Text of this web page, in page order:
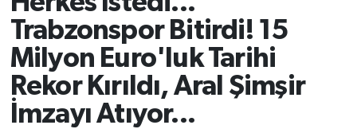
Trabzonspor Bitirdi! 15
Milyon Euro'luk Tarihi
Rekor Kırıldı, Aral Şimşir
İmzayı Atıyor...
Bandırma
Bigadiç
BİYOGRAFİLER
Balıkesir Trafik Yoğunluk Haritası
Süper Lig Puan Durumu ve Fikstür
Tüm Manşetler